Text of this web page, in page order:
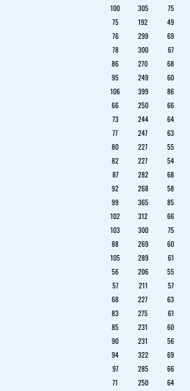
100 305
75
75 192
49
76 299
69
78 300
67
86 270
68
95 249
60
106 399
86
66 250
66
73 244
64
77 247
63
80 227
55
82 227
54
87 282
68
92 268
58
99 365
85
102 312
66
103 300
75
88 269
60
105 289
61
56 206
55
57 211
57
68 227
63
83 275
61
85 231
60
90 231
56
94 322
69
97 285
66
71 250
64